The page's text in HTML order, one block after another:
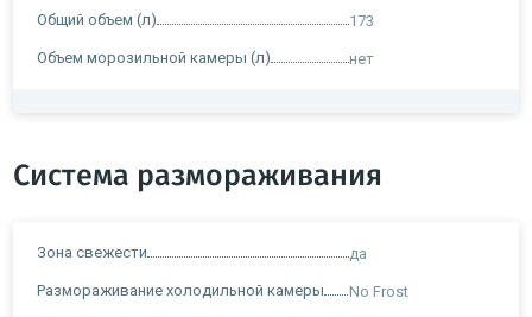
Общий объем (л) 173
Объем морозильной камеры (л) нет
Система размораживания
Зона свежести да
Размораживание холодильной камеры No Frost